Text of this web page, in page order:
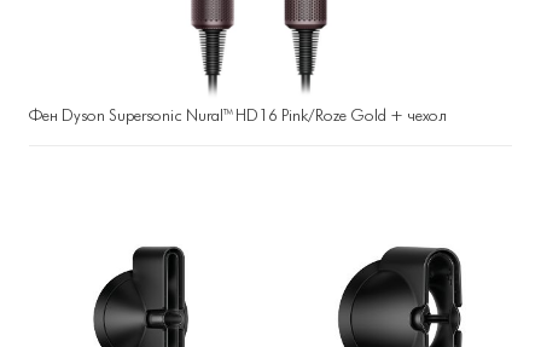
Фен Dyson Supersonic Nural™ HD16 Pink/Roze Gold + чехол